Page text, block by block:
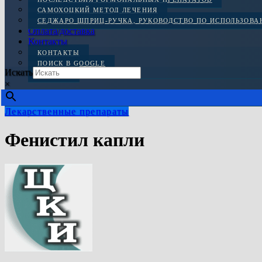
САМОХОЦКИЙ МЕТОД ЛЕЧЕНИЯ
СЕДЖАРО ШПРИЦ-РУЧКА, РУКОВОДСТВО ПО
Оплата/доставка
Контакты
КОНТАКТЫ
ПОИСК В GOOGLE
ОТЗЫВЫ
Искать
×
Лекарственные препараты
Фенистил капли